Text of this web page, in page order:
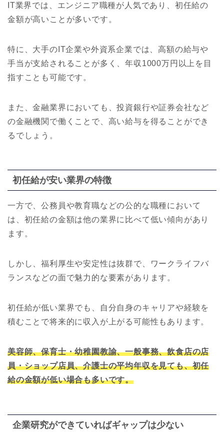
IT業界では、エンジニア職種が人気であり、初任給の
金額が高いことが多いです。
特に、大手のIT企業や外資系企業では、高額の給与や
手当が支給されることが多く、年収1000万円以上を目
指すことも可能です。
また、金融業界においても、投資銀行や証券会社など
の金融機関で働くことで、高い給与を得ることができ
るでしょう。
初任給が安い業界の特徴
一方で、公務員や教育職などの公的な職種において
は、初任給の金額は他の業界に比べて低い傾向があり
ます。
しかし、福利厚生や安定性は抜群で、ワークライフバ
ランスなどの面で魅力的な要素があります。
初任給が低い業界でも、自分自身のキャリアや経験を
積むことで将来的に収入が上がる可能性もあります。
美容師、保育士・幼稚園教諭、一般事務、飲食店の店
員・ショップ店員、介護士の平均年収を見ても、初任
給の金額が低い場合も多いです。
企業研究ができていればギャップは少ない